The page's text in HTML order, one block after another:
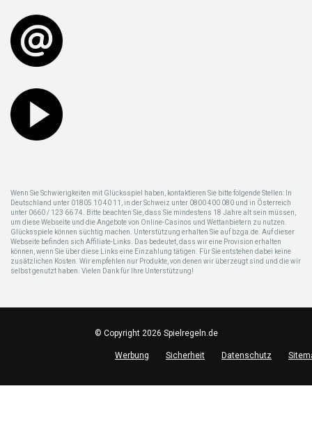
Wenn Sie Schwierigkeiten mit Glücksspiel haben, kontaktieren Sie bitte folgende Stellen: In
Deutschland unter 01805 10 40 11, in der Schweiz unter 0800 400 080 und in Österreich
unter 0660 / 123 66 74. Bitte beachten Sie, dass Sie mindestens 18 Jahre alt sein müssen,
um diese Webseite und die Angebote von Online-Casinos und Wettanbietern zu nutzen.
Glücksspiele können süchtig machen. Unterstützung erhalten Sie auf bzga.de. Auf dieser
Webseite befinden sich Affiliate-Links. Das bedeutet, dass wir eine Provision erhalten
können, wenn Sie über diese Links eine Einzahlung tätigen. Für Sie entstehen dabei keine
zusätzlichen Kosten. Wir empfehlen nur Produkte, von denen wir überzeugt sind und die wir
selbst genutzt haben. Vielen Dank für Ihre Unterstützung!
© Copyright 2026 Spielregeln.de
Werbung Sicherheit Datenschutz